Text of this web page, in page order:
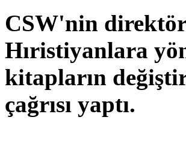
CSW'nin
Hıristiyanlara
kitapların
çağrısı yaptı.